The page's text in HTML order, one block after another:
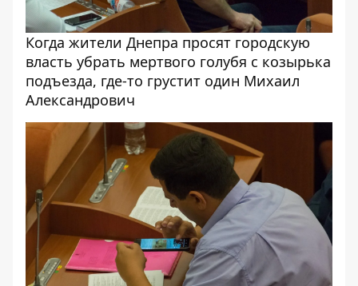
Когда жители Днепра просят городскую
власть убрать мертвого голубя с козырька
подъезда, где-то грустит один Михаил
Александрович